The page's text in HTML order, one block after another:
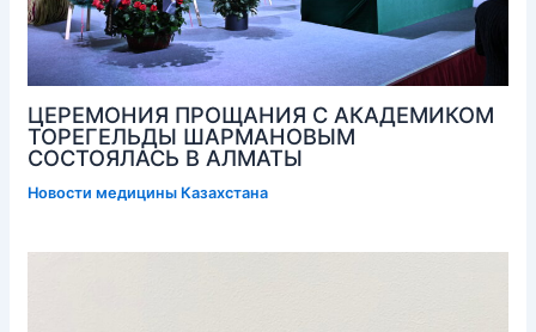
ЦЕРЕМОНИЯ ПРОЩАНИЯ С АКАДЕМИКОМ
ТОРЕГЕЛЬДЫ ШАРМАНОВЫМ
СОСТОЯЛАСЬ В АЛМАТЫ
Новости медицины Казахстана